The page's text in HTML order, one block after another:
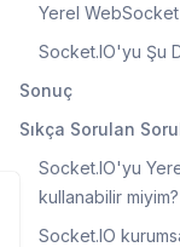
Yerel
Socket.IO'yu Şu
Sonuç
Sıkça Sorulan
Socket.IO'yu
kullanabilir miyim?
Socket.IO